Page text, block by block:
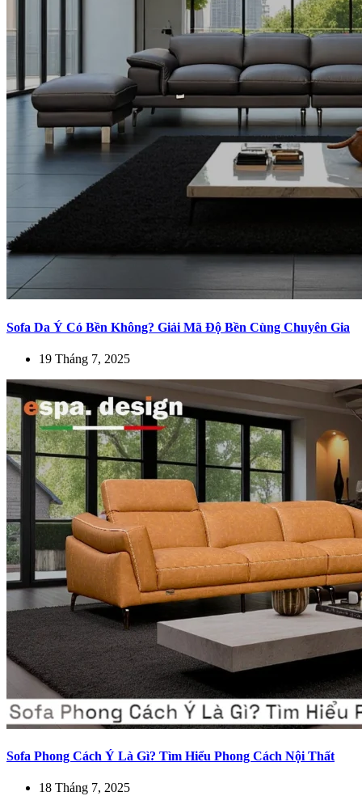
Sofa Da Ý Có Bền Không? Giải Mã Độ Bền Cùng Chuyên Gia
19 Tháng 7, 2025
Sofa Phong Cách Ý Là Gì? Tìm Hiểu Phong Cách Nội Thất
18 Tháng 7, 2025